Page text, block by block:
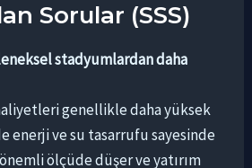
Sorular (SSS)
stadyumlardan daha
genellikle daha yüksek
enerji ve su tasarrufu sayesinde
ölçüde düşer ve yatırım